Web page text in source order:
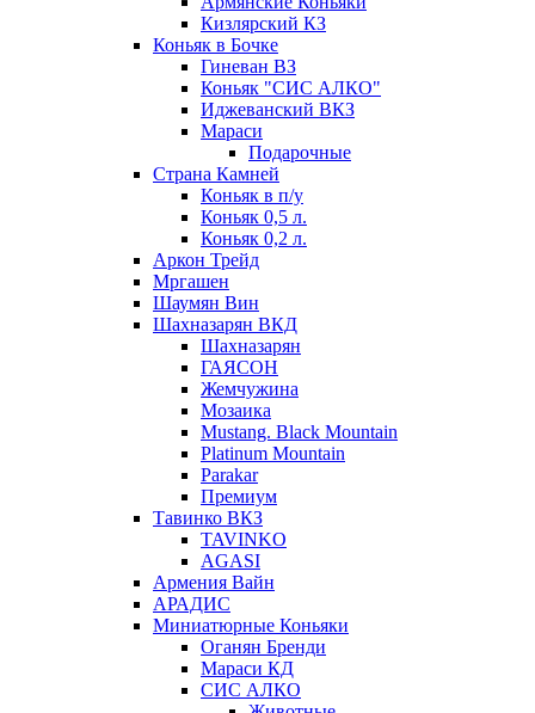
Кизлярский КЗ
Коньяк в Бочке
Гиневан ВЗ
Коньяк "СИС АЛКО"
Иджеванский ВКЗ
Мараси
Подарочные
Страна Камней
Коньяк в п/у
Коньяк 0,5 л.
Коньяк 0,2 л.
Аркон Трейд
Мргашен
Шаумян Вин
Шахназарян ВКД
Шахназарян
ГАЯСОН
Жемчужина
Мозаика
Mustang. Black Mountain
Platinum Mountain
Parakar
Премиум
Тавинко ВКЗ
TAVINKO
AGASI
Армения Вайн
АРАДИС
Миниатюрные Коньяки
Оганян Бренди
Мараси КД
СИС АЛКО